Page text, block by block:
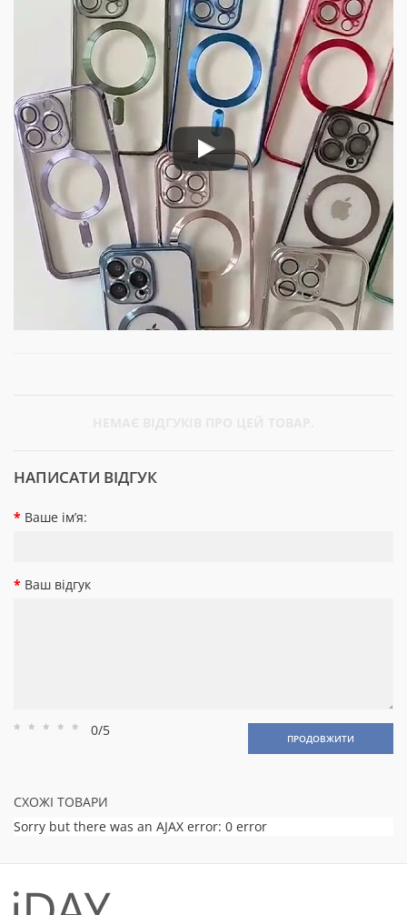
НАПИСАТИ ВІДГУК
Ваше ім’я:
Ваш відгук
Рейтинг
Рейтинг
Рейтинг
Рейтинг
Рейтинг
0/5 ПРОДОВЖИТИ
СХОЖІ ТОВАРИ
Sorry but there was an AJAX error: 0 error